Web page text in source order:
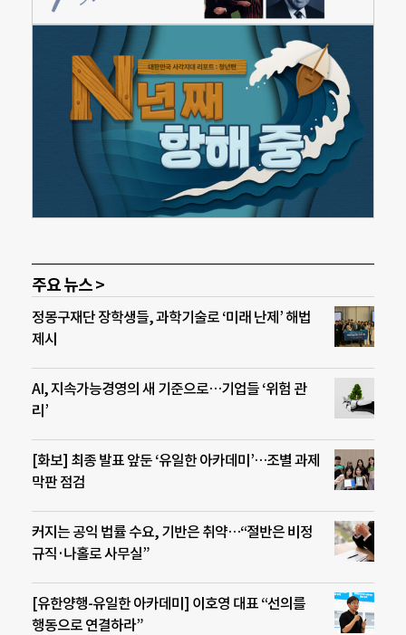
주요 뉴스 >
정몽구재단 장학생들, 과학기술로 ‘미래 난제’ 해법
제시
AI, 지속가능경영의 새 기준으로…기업들 ‘위험 관
리’
[화보] 최종 발표 앞둔 ‘유일한 아카데미’…조별 과제
막판 점검
커지는 공익 법률 수요, 기반은 취약…“절반은 비정
규직·나홀로 사무실”
[유한양행-유일한 아카데미] 이호영 대표 “선의를
행동으로 연결하라”